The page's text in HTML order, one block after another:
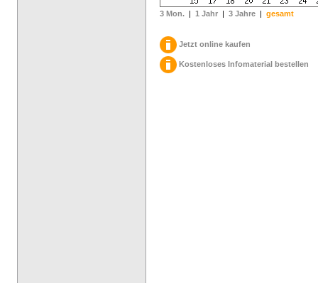
3 Mon. | 1 Jahr | 3 Jahre | gesamt
Jetzt online kaufen
Kostenloses Infomaterial bestellen